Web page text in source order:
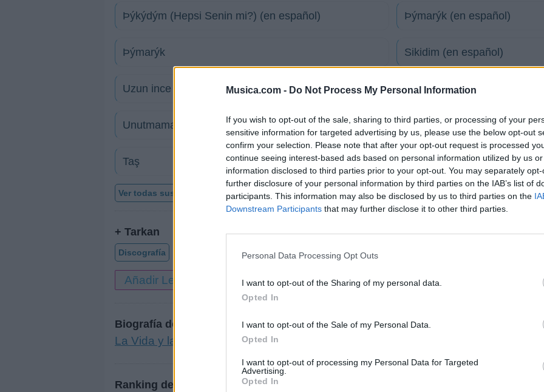
Musica.com - Do Not Process My Personal Information
If you wish to opt-out of the sale, sharing to third parties, or processing of your
sensitive information for targeted advertising by us, please use the below opt-out
confirm your selection. Please note that after your opt-out request is processed
continue seeing interest-based ads based on personal information utilized by us
information disclosed to third parties prior to your opt-out. You may separately
further disclosure of your personal information by third parties on the IAB’s list of
participants. This information may also be disclosed by us to third parties on the
Downstream Participants that may further disclose it to other third parties.
Personal Data Processing Opt Outs
I want to opt-out of the Sharing of my personal data.
Opted In
I want to opt-out of the Sale of my Personal Data.
Opted In
I want to opt-out of processing my Personal Data for Targeted
Advertising.
Opted In
Þýkýdým (Hepsi Senin mi?) (en español) Þýmarýk (en español)
Þýmarýk Sikidim (en español)
Uzun ince bir yoldayım Uzun ince bir yoldayım (en
Unutmamalı Unutmamalı (en inglés)
Taş Taş (en inglés)
Ver todas sus letras por orden alfabético
+ Tarkan
Discografía Ranking Fotos Foro
Añadir Letra
Biografía de Tarkan
La Vida y la Música de Tarkan: Un Ícono Internacional
Ranking de Tarkan